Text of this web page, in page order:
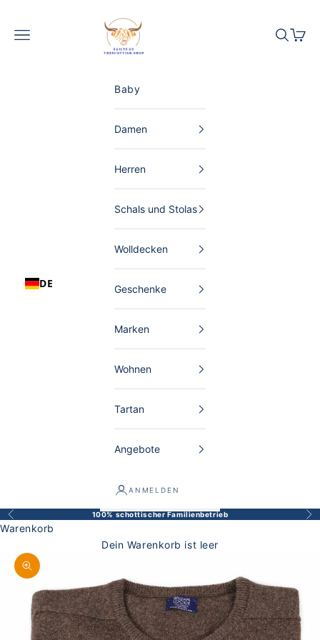
The Scottish Shop Deutschland
DE
Menü Suchen
Baby
Damen
Herren
Schals und Stolas
Wolldecken
Geschenke
Marken
Wohnen
Tartan
Angebote
ANMELDEN
Zurück 100% schottischer Familienbetrieb Vor
Warenkorb
Dein Warenkorb ist leer
Bild vergrößern